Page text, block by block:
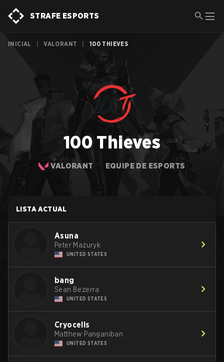
STRAFE ESPORTS
INICIAL VALORANT 100 THIEVES
100 Thieves
VALORANT EQUIPE DE ESPORTS
LISTA ACTUAL
Asuna
Peter Mazuryk
UNITED STATES
bang
Sean Bezerra
UNITED STATES
Cryocells
Matthew Panganiban
UNITED STATES